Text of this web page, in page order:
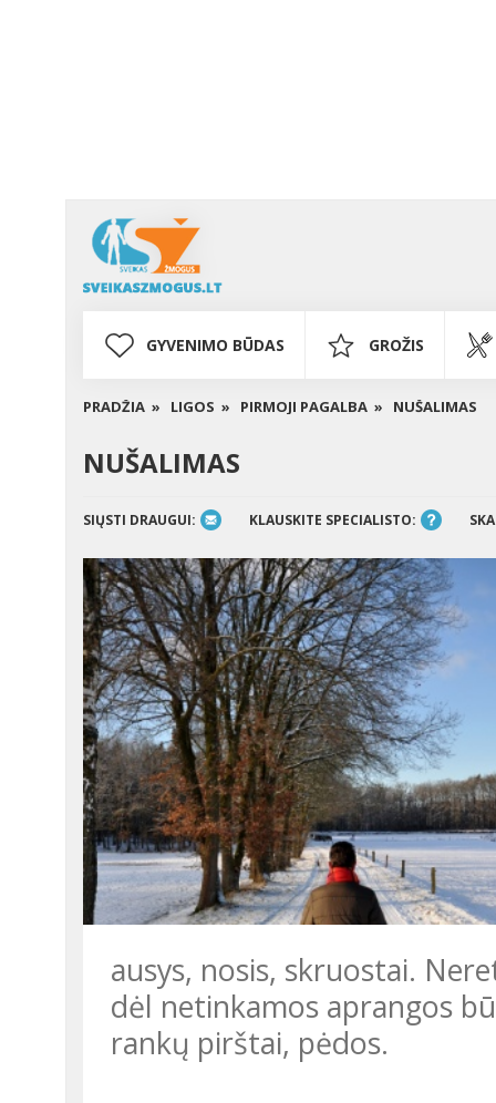
GYVENIMO BŪDAS GROŽIS
PRADŽIA » LIGOS » PIRMOJI PAGALBA » NUŠALIMAS
NUŠALIMAS
SIŲSTI DRAUGUI: KLAUSKITE SPECIALISTO:
ausys, nosis, skruostai.
dėl netinkamos aprangos
rankų pirštai, pėdos.